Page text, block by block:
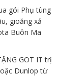
gói Phụ tùng
gioăng xả
Buôn Ma
GOT IT trị
Dunlop từ